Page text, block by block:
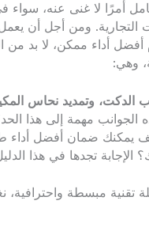
أمرًا لا غنى عنه، سواء
التجارية. ومن أجل أن
أفضل أداء ممكن، لا بد من
وهي:
الدكت، وتمديد نحاس
الجوانب مهمة إلى هذا
يمكنك ضمان أفضل أداء
الإجابة تجدها في هذا
تقنية مبسطة واحترافية،